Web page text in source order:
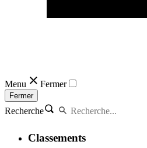
Menu Fermer
Fermer
Recherche
Classements